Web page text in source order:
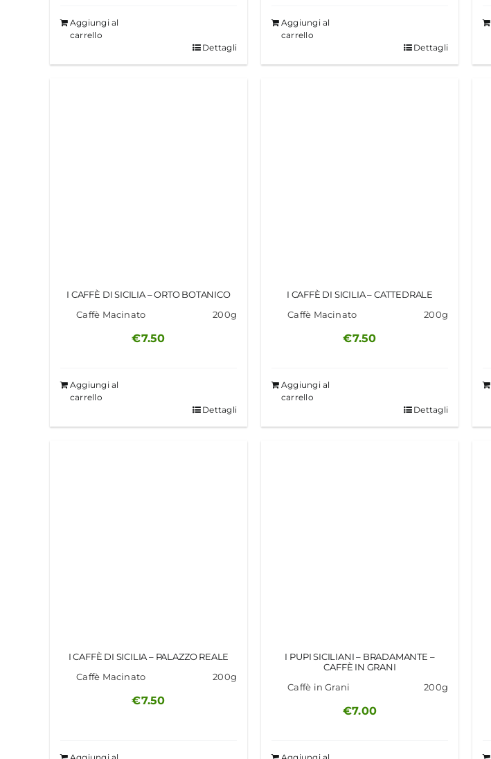
Aggiungi al
carrello
Dettagli
Aggiungi al
carrello
Dettagli
I CAFFÈ DI SICILIA – ORTO BOTANICO
Caffè Macinato
200g
€7.50
Aggiungi al
carrello
Dettagli
I CAFFÈ DI SICILIA – CATTEDRALE
Caffè Macinato
200g
€7.50
Aggiungi al
carrello
Dettagli
I CAFFÈ DI SICILIA – PALAZZO REALE
Caffè Macinato
200g
€7.50
I PUPI SICILIANI – BRADAMANTE –
CAFFÈ IN GRANI
Caffè in Grani
200g
€7.00